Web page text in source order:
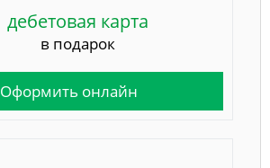
дебетовая карта
в подарок
Оформить онлайн